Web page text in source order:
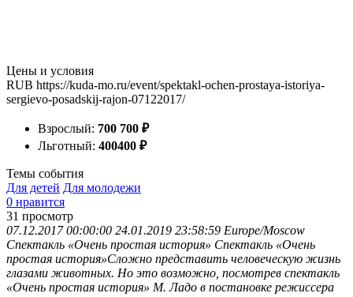
Цены и условия
RUB https://kuda-mo.ru/event/spektakl-ochen-prostaya-istoriya-
sergievo-posadskij-rajon-07122017/
Взрослый: 700 700 ₽
Льготный: 400400 ₽
Темы события
Для детей Для молодежи
0 нравится
31 просмотр
07.12.2017 00:00:00 24.01.2019 23:58:59 Europe/Moscow
Спектакль «Очень простая история» Спектакль «Очень
простая история»Сложно представить человеческую жизнь
глазами животных. Но это возможно, посмотрев спектакль
«Очень простая история» М. Ладо в постановке режиссера